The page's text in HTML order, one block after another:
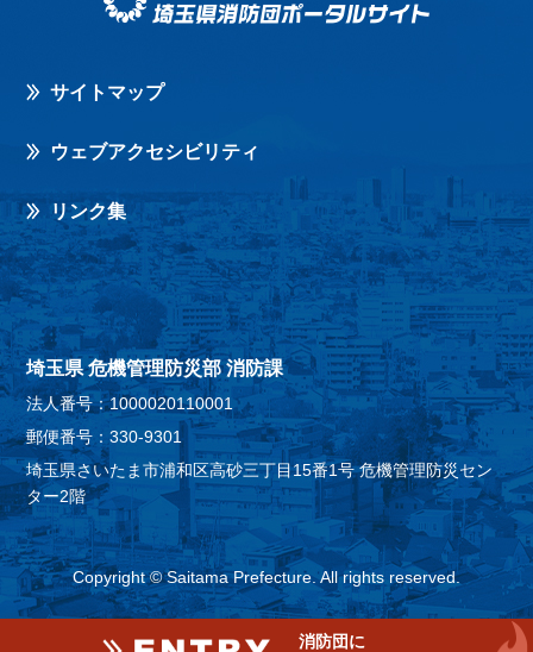
サイトマップ
ウェブアクセシビリティ
リンク集
埼玉県 危機管理防災部 消防課
法人番号：1000020110001
郵便番号：330-9301
埼玉県さいたま市浦和区高砂三丁目15番1号 危機管理防災セン
ター2階
Copyright © Saitama Prefecture. All rights reserved.
消防団に